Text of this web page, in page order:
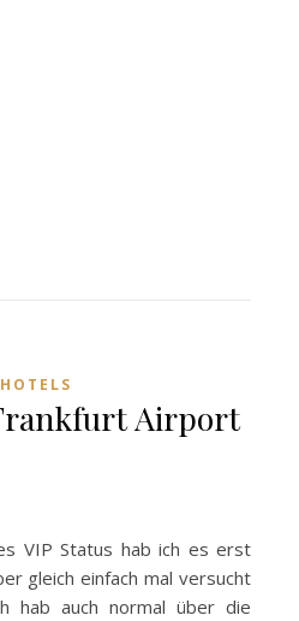
HOTELS
Airport
VIP Status hab ich es erst
gleich einfach mal versucht
hab auch normal über die